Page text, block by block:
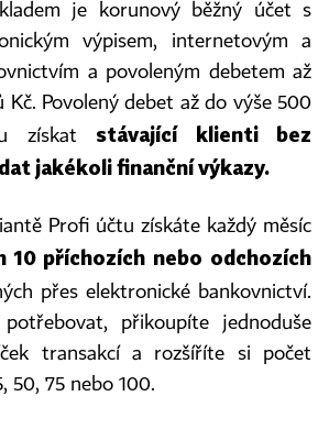
je korunový běžný účet s
výpisem, internetovým a
a povoleným debetem až
Kč. Povolený debet až do výše 500
získat stávající klienti bez
jakékoli finanční výkazy.
Profi účtu získáte každý měsíc
10 příchozích nebo odchozích
přes elektronické bankovnictví.
přikoupíte jednoduše
transakcí a rozšíříte si počet
50, 75 nebo 100.